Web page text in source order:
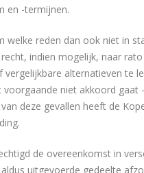
en -termijnen.
welke reden dan ook niet in
indien mogelijk, naar
vergelijkbare alternatieven te
voorgaande niet akkoord gaat
deze gevallen heeft de
de overeenkomst in
uitgevoerde gedeelte